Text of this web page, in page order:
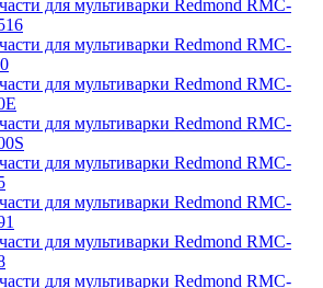
для мультиварки Redmond RMC-
для мультиварки Redmond RMC-
для мультиварки Redmond RMC-
для мультиварки Redmond RMC-
для мультиварки Redmond RMC-
для мультиварки Redmond RMC-
для мультиварки Redmond RMC-
для мультиварки Redmond RMC-